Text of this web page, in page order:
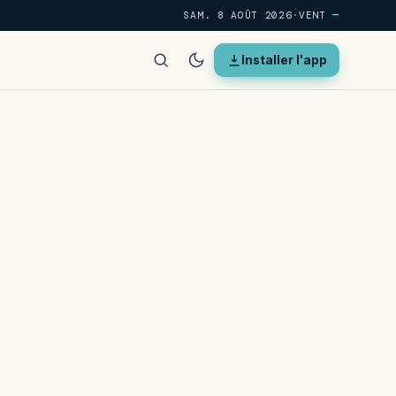
SAM. 8 AOÛT 2026 · VENT—
Installer l'app